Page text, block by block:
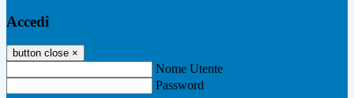
Accedi
button close ×
Nome Utente
Password